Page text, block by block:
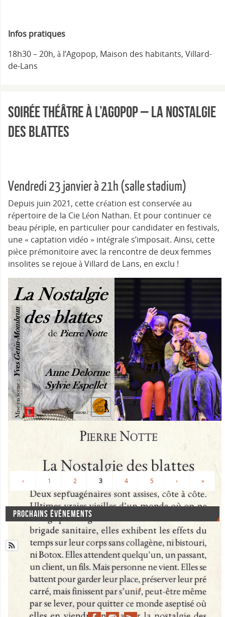
Infos pratiques
18h30 – 20h, à l’Agopop, Maison des habitants, Villard-
de-Lans
Soirée théâtre à l’Agopop – La nostalgie
des blattes
Vendredi 23 janvier à 21h (salle stadium)
Depuis juin 2021, cette création est conservée au
répertoire de la Cie Léon Nathan. Et pour continuer ce
beau périple, en particulier pour candidater en festivals,
une « captation vidéo » intégrale s’imposait. Ainsi, cette
pièce prémonitoire avec la rencontre de deux femmes
insolites se rejoue à Villard de Lans, en exclu !
‹ 1 2 3 4 5 › »
PROCHAINS ÉVÉNEMENTS
Il n’y a aucun évènement à venir.
Voir le calendrier
MENTIONS LÉGALES
FIÈREMENT PROPULSÉ PARPARABOLA&WORDPRESS.